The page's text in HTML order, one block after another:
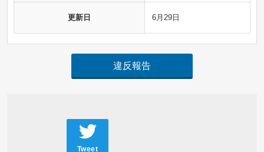
更新日 6月29日
違反報告
Tweet